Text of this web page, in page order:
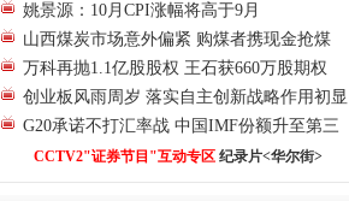
姚景源：10月CPI涨幅将高于9月
山西煤炭市场意外偏紧 购煤者携现金抢煤
万科再抛1.1亿股股权 王石获660万股期权
创业板风雨周岁 落实自主创新战略作用初显
G20承诺不打汇率战 中国IMF份额升至第三
CCTV2"证券节目"互动专区 纪录片<华尔街>